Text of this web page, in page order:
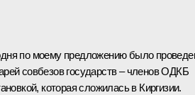
по моему предложению было
совбезов государств – членов ОДКБ
которая сложилась в Киргизии.